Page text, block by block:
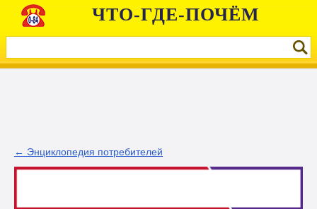
ЧТО-ГДЕ-ПОЧЁМ
← Энциклопедия потребителей